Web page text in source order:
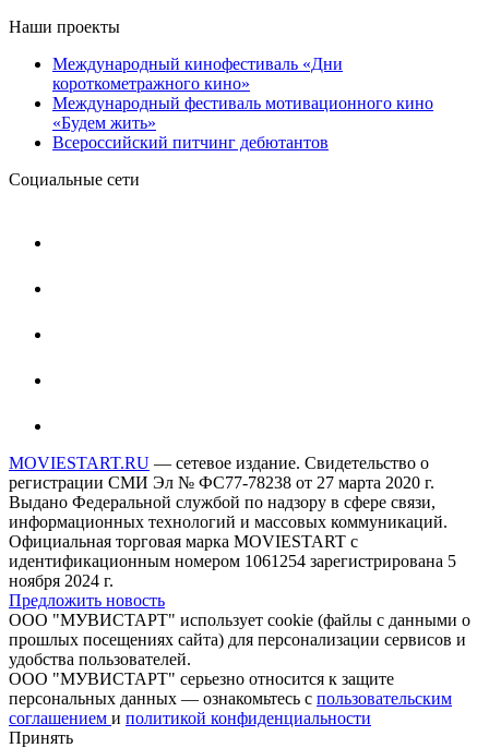
Наши проекты
Международный кинофестиваль «Дни
короткометражного кино»
Международный фестиваль мотивационного кино
«Будем жить»
Всероссийский питчинг дебютантов
Социальные сети
MOVIESTART.RU — сетевое издание. Свидетельство о
регистрации СМИ Эл № ФС77-78238 от 27 марта 2020 г.
Выдано Федеральной службой по надзору в сфере связи,
информационных технологий и массовых коммуникаций.
Официальная торговая марка MOVIESTART с
идентификационным номером 1061254 зарегистрирована 5
ноября 2024 г.
Предложить новость
ООО "МУВИСТАРТ" использует cookie (файлы с данными о
прошлых посещениях сайта) для персонализации сервисов и
удобства пользователей.
ООО "МУВИСТАРТ" серьезно относится к защите
персональных данных — ознакомьтесь с пользовательским
соглашением и политикой конфиденциальности
Принять